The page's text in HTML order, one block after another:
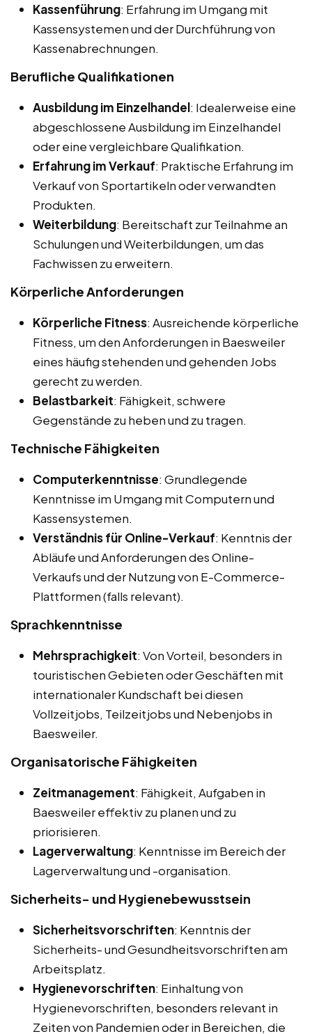
Kassenführung: Erfahrung im Umgang mit
Kassensystemen und der Durchführung von
Kassenabrechnungen.
Berufliche Qualifikationen
Ausbildung im Einzelhandel: Idealerweise eine
abgeschlossene Ausbildung im Einzelhandel
oder eine vergleichbare Qualifikation.
Erfahrung im Verkauf: Praktische Erfahrung im
Verkauf von Sportartikeln oder verwandten
Produkten.
Weiterbildung: Bereitschaft zur Teilnahme an
Schulungen und Weiterbildungen, um das
Fachwissen zu erweitern.
Körperliche Anforderungen
Körperliche Fitness: Ausreichende körperliche
Fitness, um den Anforderungen in Baesweiler
eines häufig stehenden und gehenden Jobs
gerecht zu werden.
Belastbarkeit: Fähigkeit, schwere
Gegenstände zu heben und zu tragen.
Technische Fähigkeiten
Computerkenntnisse: Grundlegende
Kenntnisse im Umgang mit Computern und
Kassensystemen.
Verständnis für Online-Verkauf: Kenntnis der
Abläufe und Anforderungen des Online-
Verkaufs und der Nutzung von E-Commerce-
Plattformen (falls relevant).
Sprachkenntnisse
Mehrsprachigkeit: Von Vorteil, besonders in
touristischen Gebieten oder Geschäften mit
internationaler Kundschaft bei diesen
Vollzeitjobs, Teilzeitjobs und Nebenjobs in
Baesweiler.
Organisatorische Fähigkeiten
Zeitmanagement: Fähigkeit, Aufgaben in
Baesweiler effektiv zu planen und zu
priorisieren.
Lagerverwaltung: Kenntnisse im Bereich der
Lagerverwaltung und -organisation.
Sicherheits- und Hygienebewusstsein
Sicherheitsvorschriften: Kenntnis der
Sicherheits- und Gesundheitsvorschriften am
Arbeitsplatz.
Hygienevorschriften: Einhaltung von
Hygienevorschriften, besonders relevant in
Zeiten von Pandemien oder in Bereichen, die